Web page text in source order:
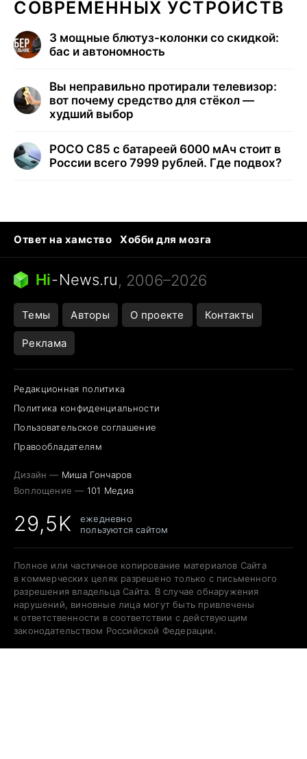
СОВРЕМЕННЫХ УСТРОЙСТВ
3 мощные блютуз-колонки со скидкой:
бас и автономность
Вы неправильно протирали телевизор:
вот почему средство для стёкол —
худший выбор
POCO C85 с батареей 6000 мАч стоит в
России всего 7999 рублей. Где подвох?
Ответ на хамство
Хобби для мозга
Бензин 100 и 95
Тунцы в океанариуме
Следующая пандемия
Hi-News.ru, 2006–2026
Темы Авторы О проекте Контакты
Реклама
Редакционная политика
Политика конфиденциальности
Пользовательское соглашение
Правообладателям
Дизайн — Миша Гончаров
Воплощение — 101 Медиа
29,5K
ежедневно
пользуются сайтом
Полное или частичное копирование материалов Сайта
в коммерческих целях разрешено только с письменного
разрешения владельца Сайта. В случае обнаружения
нарушений, виновные лица могут быть привлечены
к ответственности в соответствии с действующим
законодательством Российской Федерации.